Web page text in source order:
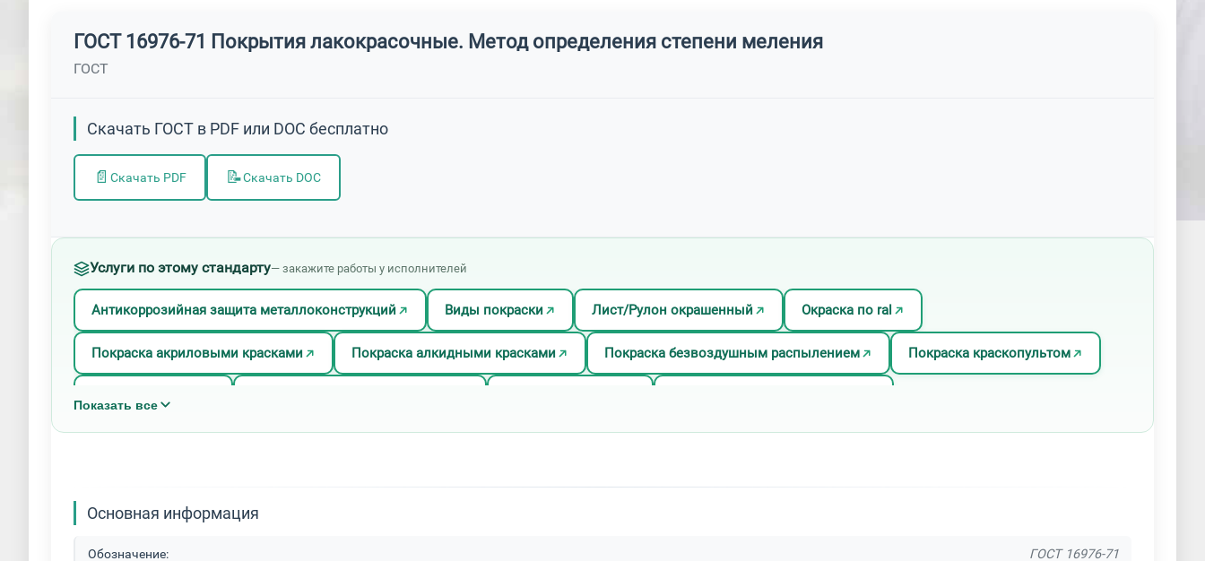
ГОСТ 16976-71 Покрытия лакокрасочные. Метод определения степени меления
ГОСТ
Скачать ГОСТ в PDF или DOC бесплатно
📄 Скачать PDF 📝Скачать DOC
Услуги по этому стандарту— закажите работы у исполнителей
Антикоррозийная защита металлоконструкций Виды покраски Лист/Рулон окрашенный Окраска по ral
Покраска акриловыми красками Покраска алкидными красками Покраска безвоздушным распылением Покраска краскопультом
Порошковая окраска нержавеющей стали
Показать все
Основная информация
Обозначение: ГОСТ 16976-71